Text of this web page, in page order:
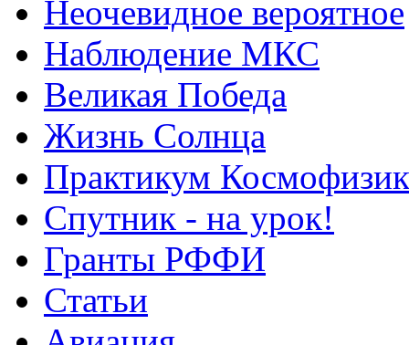
Неочевидное вероятное
Наблюдение МКС
Великая Победа
Жизнь Солнца
Практикум
Спутник - на урок!
Гранты РФФИ
Статьи